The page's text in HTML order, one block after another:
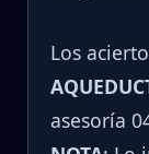
Los
asesoría